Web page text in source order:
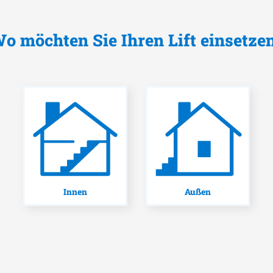
möchten Sie Ihren Lift
Innen Außen